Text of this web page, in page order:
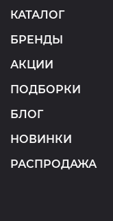
КАТАЛОГ
БРЕНДЫ
АКЦИИ
ПОДБОРКИ
БЛОГ
НОВИНКИ
РАСПРОДАЖА